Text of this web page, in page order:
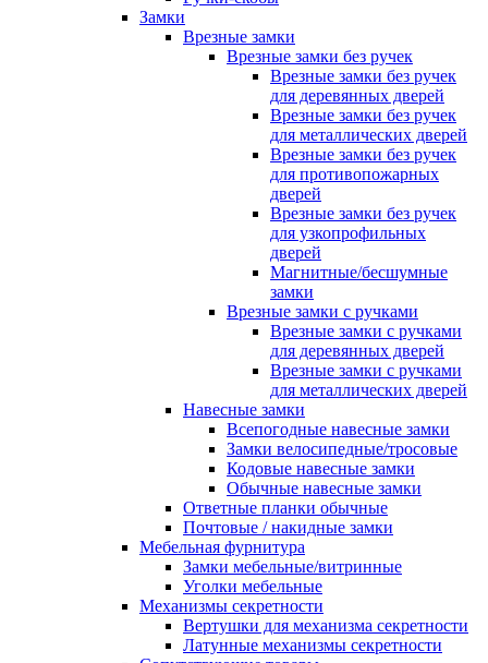
Замки
Врезные замки
Врезные замки без ручек
Врезные замки без ручек
для деревянных дверей
Врезные замки без ручек
для металлических дверей
Врезные замки без ручек
для противопожарных
дверей
Врезные замки без ручек
для узкопрофильных
дверей
Магнитные/бесшумные
замки
Врезные замки с ручками
Врезные замки с ручками
для деревянных дверей
Врезные замки с ручками
для металлических дверей
Навесные замки
Всепогодные навесные замки
Замки велосипедные/тросовые
Кодовые навесные замки
Обычные навесные замки
Ответные планки обычные
Почтовые / накидные замки
Мебельная фурнитура
Замки мебельные/витринные
Уголки мебельные
Механизмы секретности
Вертушки для механизма секретности
Латунные механизмы секретности